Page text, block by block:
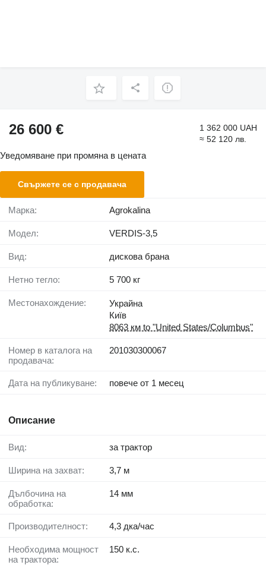
26 600 €
1 362 000 UAH
≈ 52 120 лв.
Уведомяване при промяна в цената
Свържете се с продавача
Марка: Agrokalina
Модел: VERDIS-3,5
Вид: дискова брана
Нетно тегло: 5 700 кг
Местонахождение:
Украйна
Київ
8063 км to "United States/Columbus"
Номер в каталога на
продавача:
201030300067
Дата на публикуване: повече от 1 месец
Описание
Вид: за трактор
Ширина на захват: 3,7 м
Дълбочина на
обработка:
14 мм
Производителност: 4,3 дка/час
Необходима мощност
на трактора:
150 к.с.